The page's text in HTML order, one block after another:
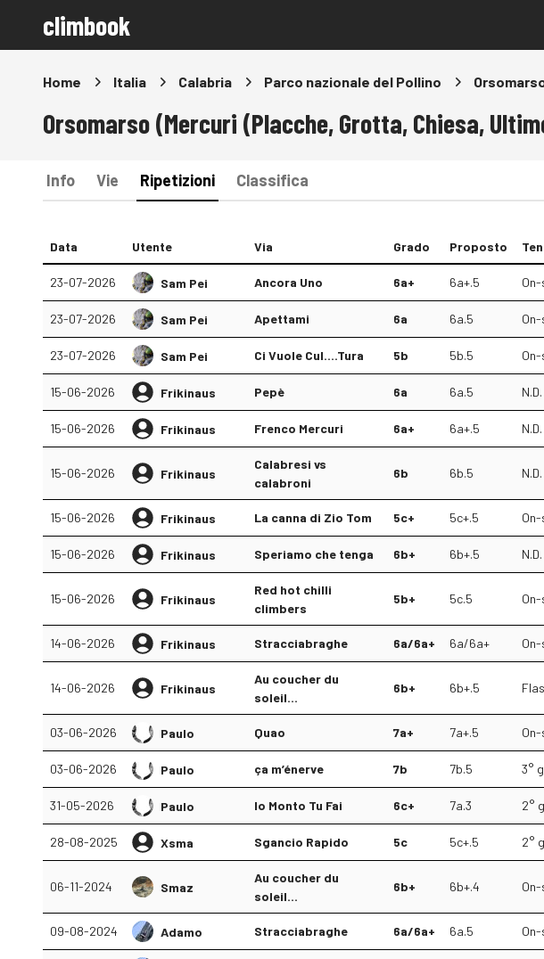
climbook
Home Italia Calabria Parco nazionale del Pollino
Orsomarso (Mercuri (Placche, Grotta, Chiesa,
Info Vie Ripetizioni Classifica
Data Utente Via Grado Proposto
23-07-2026 Sam Pei Ancora Uno 6a+ 6a+.5
23-07-2026 Sam Pei Apettami 6a 6a.5
23-07-2026 Sam Pei Ci Vuole Cul....Tura 5b 5b.5
15-06-2026 Frikinaus Pepè 6a 6a.5 N.D.
15-06-2026 Frikinaus Frenco Mercuri 6a+ 6a+.5 N.D.
15-06-2026 Frikinaus
Calabresi vs
calabroni
6b 6b.5 N.D.
15-06-2026 Frikinaus La canna di Zio Tom 5c+ 5c+.5
15-06-2026 Frikinaus Speriamo che tenga 6b+ 6b+.5 N.D.
15-06-2026 Frikinaus
Red hot chilli
climbers
5b+ 5c.5
14-06-2026 Frikinaus Stracciabraghe 6a/6a+ 6a/6a+
14-06-2026 Frikinaus
Au coucher du
soleil...
6b+ 6b+.5
03-06-2026 Paulo Quao 7a+ 7a+.5
03-06-2026 Paulo ça m’énerve 7b 7b.5 3°
31-05-2026 Paulo Io Monto Tu Fai 6c+ 7a.3 2°
28-08-2025 Xsma Sgancio Rapido 5c 5c+.5 2°
06-11-2024 Smaz
Au coucher du
soleil...
6b+ 6b+.4
09-08-2024 Adamo Stracciabraghe 6a/6a+ 6a.5